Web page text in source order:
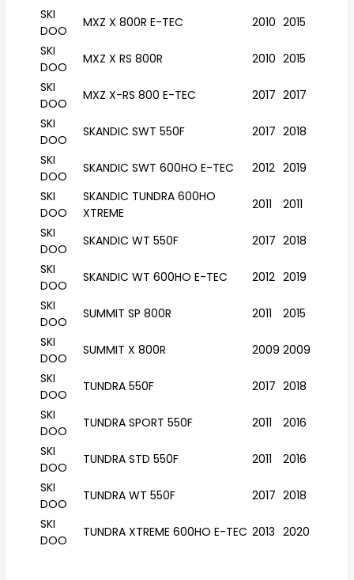
SKI
DOO
MXZ X 800R E-TEC 2010 2015
SKI
DOO
MXZ X RS 800R 2010 2015
SKI
DOO
MXZ X-RS 800 E-TEC 2017 2017
SKI
DOO
SKANDIC SWT 550F 2017 2018
SKI
DOO
SKANDIC SWT 600HO E-TEC 2012 2019
SKI
DOO
SKANDIC TUNDRA 600HO
XTREME
2011
2011
SKI
DOO
SKANDIC WT 550F 2017 2018
SKI
DOO
SKANDIC WT 600HO E-TEC 2012 2019
SKI
DOO
SUMMIT SP 800R 2011
2015
SKI
DOO
SUMMIT X 800R 2009 2009
SKI
DOO
TUNDRA 550F 2017 2018
SKI
DOO
TUNDRA SPORT 550F 2011
2016
SKI
DOO
TUNDRA STD 550F 2011
2016
SKI
DOO
TUNDRA WT 550F 2017 2018
SKI
DOO
TUNDRA XTREME 600HO E-TEC 2013 2020